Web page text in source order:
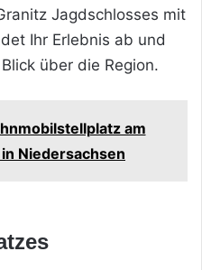
Jagdschlosses mit
Ihr Erlebnis ab und
über die Region.
am
Niedersachsen